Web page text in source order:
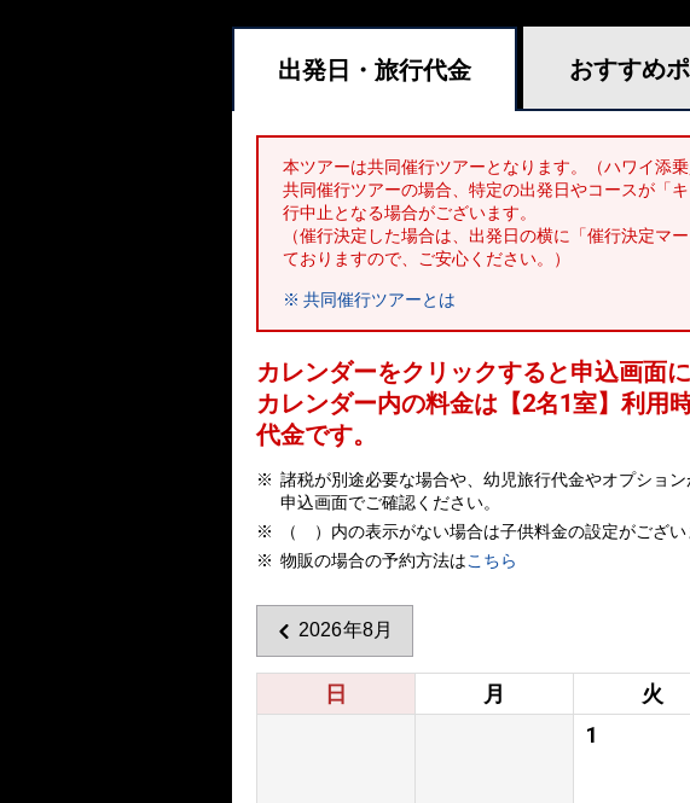
出発日・ 旅行代金 おすすめ
本ツアーは共同催行ツアーとなります。（ハワイ添乗
共同催行ツアーの場合、特定の出発日やコースが「
行中止となる場合がございます。
（催行決定した場合は、出発日の横に「催行決定マ
ておりますので、ご安心ください。）
※ 共同催行ツアーとは
カレンダーをクリックすると申込画面に
カレンダー内の料金は 【2名1室】利用
代金です。
諸税が別途必要な場合や、幼児旅行代金やオプショ
申込画面でご確認ください。
（ ）内の表示がない場合は子供料金の設定がござい
物販の場合の予約方法はこちら
2026年8月
日 月 火
1